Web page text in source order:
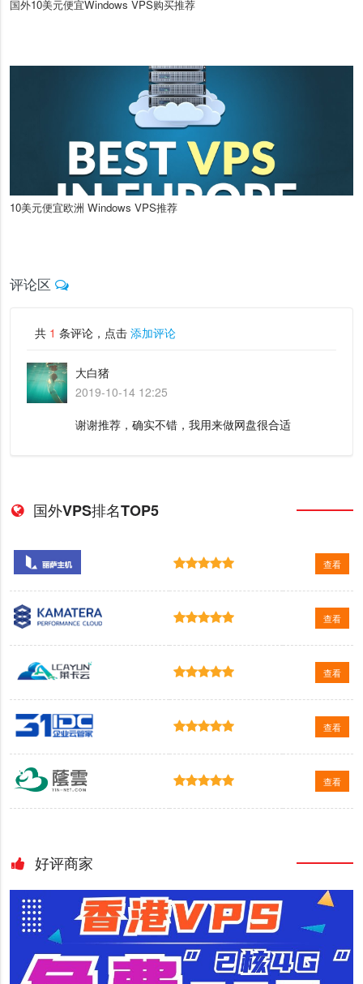
国外10美元便宜Windows VPS购买推荐
10美元便宜欧洲 Windows VPS推荐
评论区
共 1 条评论，点击 添加评论
大白猪
2019-10-14 12:25
谢谢推荐，确实不错，我用来做网盘很合适
国外VPS排名TOP5
查看
查看
查看
查看
查看
好评商家